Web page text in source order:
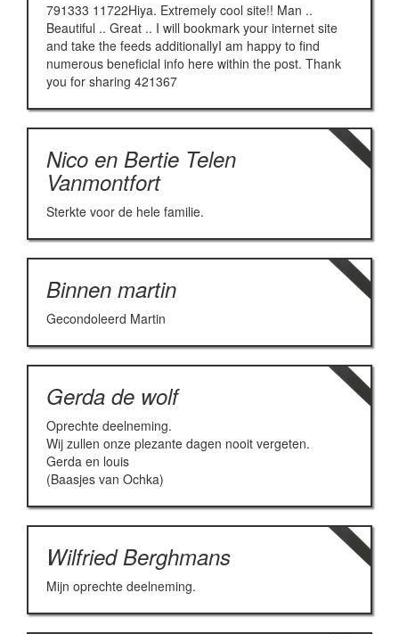
791333 11722Hiya. Extremely cool site!! Man ..
Beautiful .. Great .. I will bookmark your internet site
and take the feeds additionallyI am happy to find
numerous beneficial info here within the post. Thank
you for sharing 421367
Nico en Bertie Telen
Vanmontfort
Sterkte voor de hele familie.
Binnen martin
Gecondoleerd Martin
Gerda de wolf
Oprechte deelneming.
Wij zullen onze plezante dagen nooit vergeten.
Gerda en louis
(Baasjes van Ochka)
Wilfried Berghmans
Mijn oprechte deelneming.